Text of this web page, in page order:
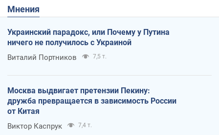
Мнения
Украинский парадокс, или Почему у Путина
ничего не получилось с Украиной
Виталий Портников 7,5 т.
Москва выдвигает претензии Пекину:
дружба превращается в зависимость России
от Китая
Виктор Каспрук 7,4 т.